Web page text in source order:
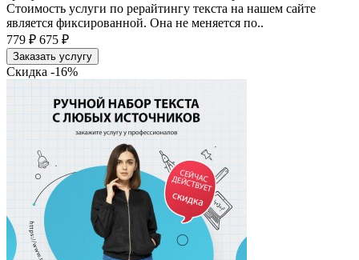
Стоимость услуги по рерайтингу текста на нашем сайте
является фиксированной. Она не меняется по..
779 ₽ 675 ₽
Заказать услугу
Скидка -16%